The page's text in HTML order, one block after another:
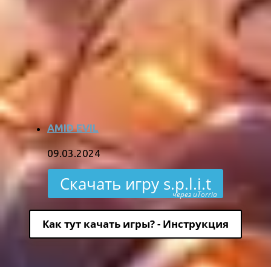
AMID EVIL
09.03.2024
Скачать игру s.p.l.i.t
через uTorria
Как тут качать игры? - Инструкция